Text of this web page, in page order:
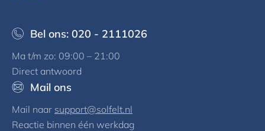
Bel ons: 020 - 2111026
Ma t/m zo: 09:00 – 21:00
Direct antwoord
Mail ons
Mail naar support@solfelt.nl
Reactie binnen één werkdag